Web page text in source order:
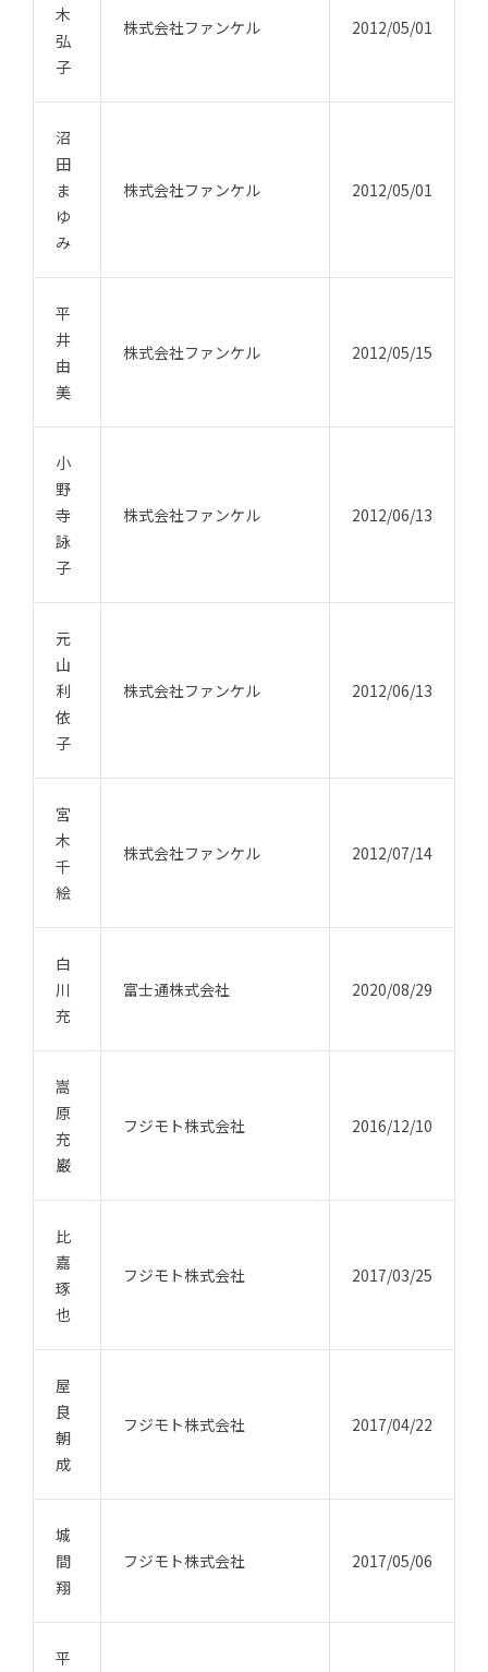
木
弘
子
株式会社ファンケル 2012/05/01
沼
田
ま
ゆ
み
株式会社ファンケル 2012/05/01
平
井
由
美
株式会社ファンケル 2012/05/15
小
野
寺
詠
子
株式会社ファンケル 2012/06/13
元
山
利
依
子
株式会社ファンケル 2012/06/13
宮
木
千
絵
株式会社ファンケル 2012/07/14
白
川
充
富士通株式会社 2020/08/29
嵩
原
充
巌
フジモト株式会社 2016/12/10
比
嘉
琢
也
フジモト株式会社 2017/03/25
屋
良
朝
成
フジモト株式会社 2017/04/22
城
間
翔
フジモト株式会社 2017/05/06
平